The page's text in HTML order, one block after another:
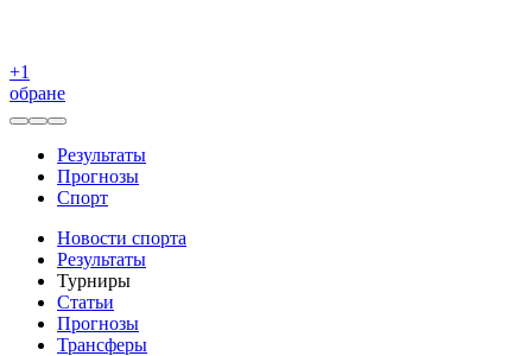
+1
обране
Результаты
Прогнозы
Спорт
Новости спорта
Результаты
Турниры
Статьи
Прогнозы
Трансферы